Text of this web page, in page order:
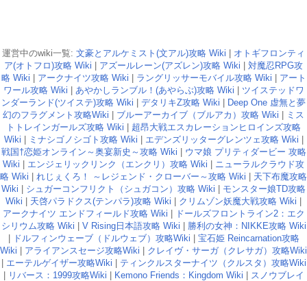
運営中のwiki一覧: 文豪とアルケミスト(文アル)攻略 Wiki | オトギフロンティ
ア(オトフロ)攻略 Wiki | アズールレーン(アズレン)攻略 Wiki | 対魔忍RPG攻
略 Wiki | アークナイツ攻略 Wiki | ラングリッサーモバイル攻略 Wiki | アート
ワール攻略 Wiki | あやかしランブル！(あやらぶ)攻略 Wiki | ツイステッドワ
ンダーランド(ツイステ)攻略 Wiki | デタリキZ攻略 Wiki | Deep One 虚無と夢
幻のフラグメント攻略Wiki | ブルーアーカイブ（ブルアカ）攻略 Wiki | ミス
トトレインガールズ攻略 Wiki | 超昂大戦エスカレーションヒロインズ攻略
Wiki | ミナシゴノシゴト攻略 Wiki | エデンズリッターグレンツェ攻略 Wiki |
戦国†恋姫オンライン～奥宴新史～攻略 Wiki | ウマ娘 プリティダービー 攻略
Wiki | エンジェリックリンク（エンクリ）攻略 Wiki | ニューラルクラウド攻
略 Wiki | れじぇくろ！ ～レジェンド・クローバー～攻略 Wiki | 天下布魔攻略
Wiki | シュガーコンフリクト（シュガコン）攻略 Wiki | モンスター娘TD攻略
Wiki | 天啓パラドクス(テンパラ)攻略 Wiki | クリムゾン妖魔大戦攻略 Wiki |
アークナイツ エンドフィールド攻略 Wiki | ドールズフロントライン2：エク
シリウム攻略 Wiki | V Rising日本語攻略 Wiki | 勝利の女神：NIKKE攻略 Wiki
| ドルフィンウェーブ（ドルウェブ）攻略Wiki | 宝石姫 Reincarnation攻略
Wiki | アライアンスセージ攻略Wiki | クレイヴ・サーガ（クレサガ）攻略Wiki
| エーテルゲイザー攻略Wiki | ティンクルスターナイツ（クルスタ）攻略Wiki
| リバース：1999攻略Wiki | Kemono Friends：Kingdom Wiki | スノウブレイ